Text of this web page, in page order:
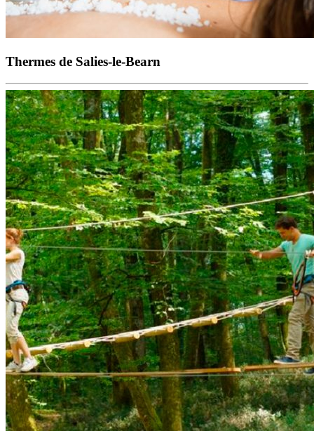
Thermes de Salies-le-Bearn